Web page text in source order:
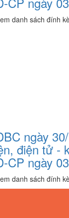
danh sách đính
ngày
điện tử
CP ngày
danh sách đính